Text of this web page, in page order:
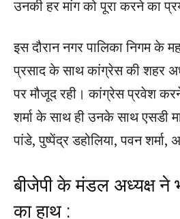
उनकी हर मांग को पूरा करने का
इस दौरान नगर पालिका निगम के
प्रसाद के साथ कांग्रेस की शहर
पर मौजूद रही। कांग्रेस प्रवेश
शर्मा के साथ ही उनके साथ एसडी
पांडे, पुष्पेंद्र डहोलिया, पवन
बीजेपी के मंडल अध्यक्ष ने
का हाथ :